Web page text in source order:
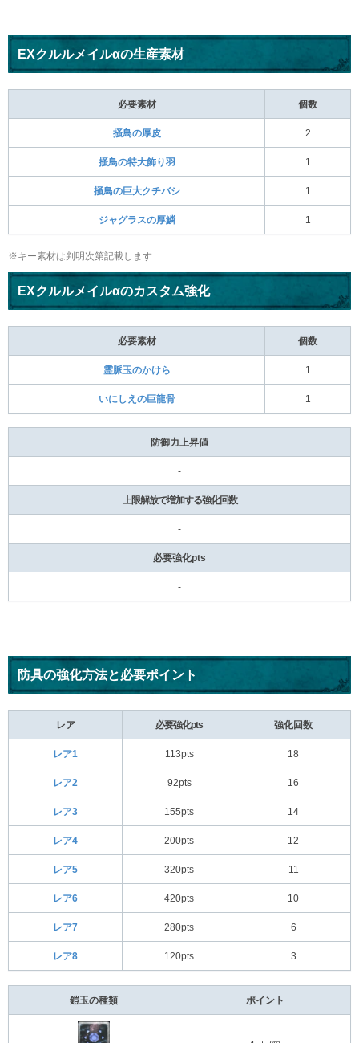
EXクルルメイルαの生産素材
必要素材 個数
掻鳥の厚皮 2
掻鳥の特大飾り羽 1
掻鳥の巨大クチバシ 1
ジャグラスの厚鱗 1
※キー素材は判明次第記載します
EXクルルメイルαのカスタム強化
必要素材 個数
霊脈玉のかけら 1
いにしえの巨龍骨 1
防御力上昇値
-
上限解放で増加する強化回数
-
必要強化pts
-
防具の強化方法と必要ポイント
レア 必要強化pts 強化回数
レア1 113pts 18
レア2 92pts 16
レア3 155pts 14
レア4 200pts 12
レア5 320pts 11
レア6 420pts 10
レア7 280pts 6
レア8 120pts 3
鎧玉の種類 ポイント